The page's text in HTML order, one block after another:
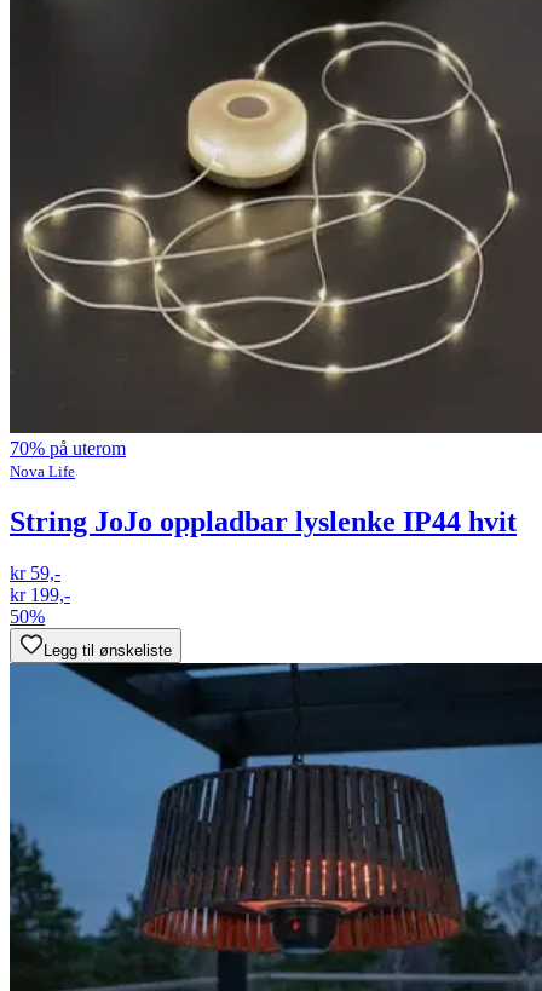
70% på uterom
Nova Life
String JoJo oppladbar lyslenke IP44 hvit
kr 59,-
kr 199,-
50%
Legg til ønskeliste